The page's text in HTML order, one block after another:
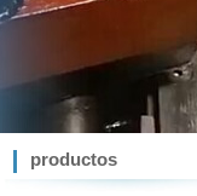
productos